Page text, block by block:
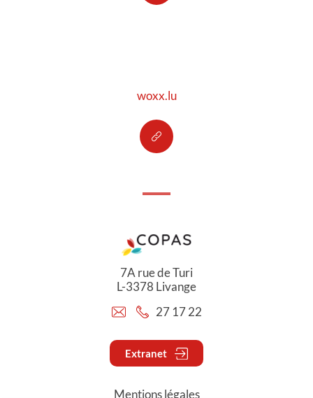
woxx.lu
7A rue de Turi
L-3378 Livange
27 17 22
Extranet
Mentions légales